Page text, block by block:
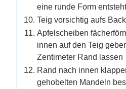
eine runde Form entsteht
Teig vorsichtig aufs
Apfelscheiben
innen auf den Teig
Zentimeter Rand lassen
Rand nach innen
gehobelten Mandeln